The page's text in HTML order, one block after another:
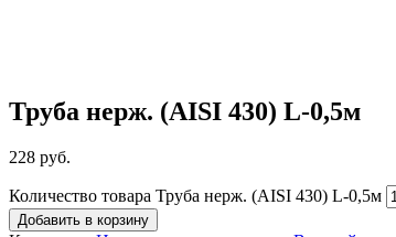
Труба нерж. (AISI 430) L-0,5м
228 руб.
Количество товара Труба нерж. (AISI 430) L-0,5м
Добавить в корзину